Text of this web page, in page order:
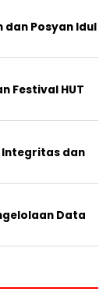
dan Posyan Idul
Festival HUT
Integritas dan
Data